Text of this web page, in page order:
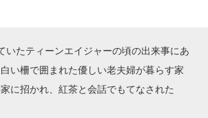
いたティーンエイジャーの頃の出来事にあ
い柵で囲まれた優しい老夫婦が暮らす家
に招かれ、紅茶と会話でもてなされた